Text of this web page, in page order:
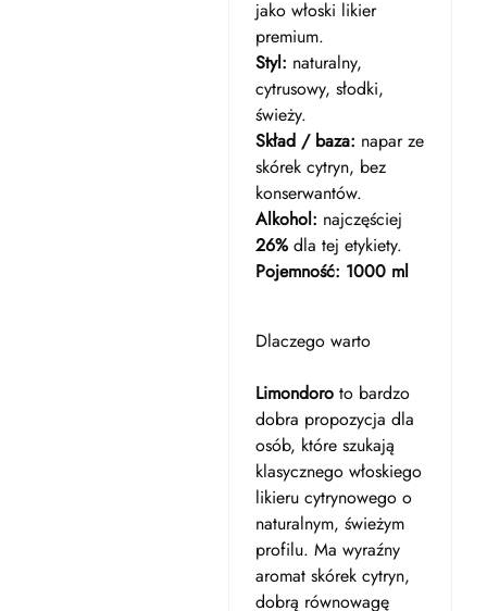
jako włoski likier
premium.
Styl: naturalny,
cytrusowy, słodki,
świeży.
Skład / baza: napar ze
skórek cytryn, bez
konserwantów.
Alkohol: najczęściej
26%dla tej etykiety.
Pojemność: 1000 ml
Dlaczego warto
Limondoroto bardzo
dobra propozycja dla
osób, które szukają
klasycznego włoskiego
likieru cytrynowego o
naturalnym, świeżym
profilu. Ma wyraźny
aromat skórek cytryn,
dobrą równowagę